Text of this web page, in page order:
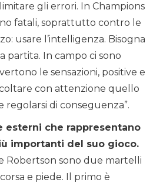
gli errori. In Champions
fatali, soprattutto contro le
usare l’intelligenza. Bisogna
partita. In campo ci sono
le sensazioni, positive e
con attenzione quello
regolarsi di conseguenza”.
esterni che rappresentano
importanti del suo gioco.
Robertson sono due martelli
e piede. Il primo è